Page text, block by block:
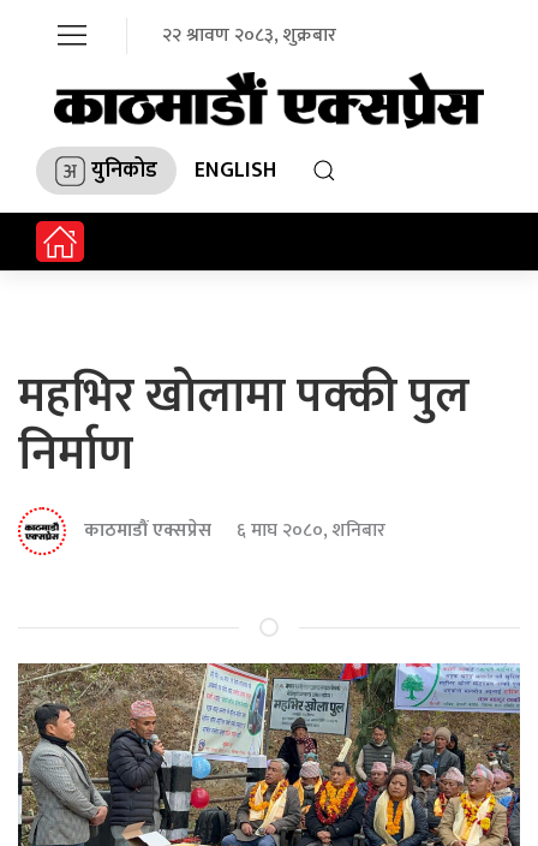
२२ श्रावण २०८३, शुक्रबार
युनिकोड ENGLISH
महभिर खोलामा पक्की पुल
निर्माण
काठमाडौं एक्सप्रेस ६ माघ २०८०, शनिबार